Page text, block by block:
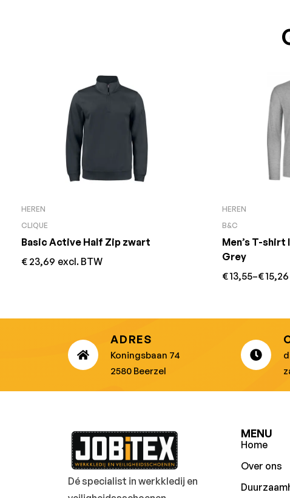
HEREN
CLIQUE
Basic Active Half Zip zwart
€ 23,69 excl. BTW
HEREN
B&C
Men’s T-
Grey
€13,55–€15,26
ADRES
Koningsbaan 74
2580 Beerzel
Dé specialist in werkkledij en
MENU
Home
Over ons